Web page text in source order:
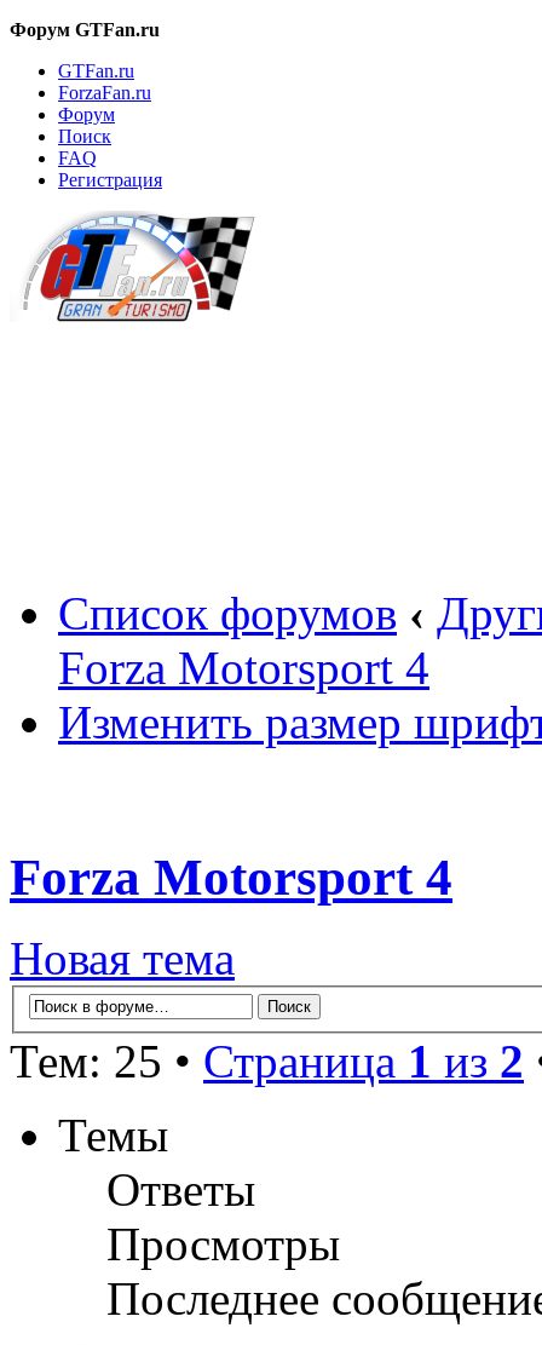
Форум GTFan.ru
GTFan.ru
ForzaFan.ru
Форум
Поиск
FAQ
Регистрация
Список форумов ‹
Forza Motorsport 4
Изменить размер
Forza Motorsport 4
Новая тема
Тем: 25 • Страница 1 из 2
Темы
Ответы
Просмотры
Последнее